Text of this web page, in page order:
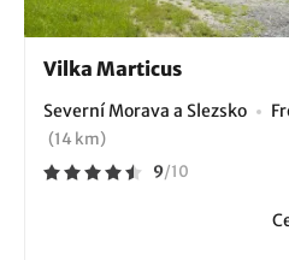
Vilka Marticus
Severní Morava a Slezsko
(14 km)
9/10